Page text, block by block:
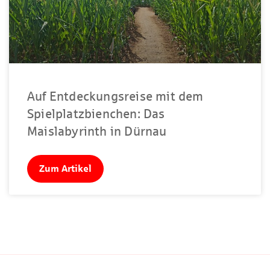
Auf Entdeckungsreise mit dem
Spielplatzbienchen: Das
Maislabyrinth in Dürnau
Zum Artikel